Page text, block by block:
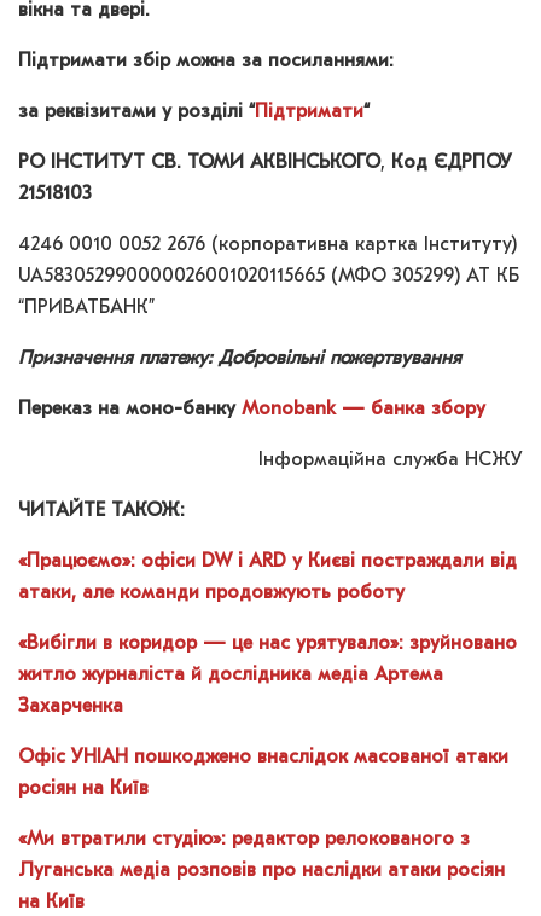
вікна та двері.
Підтримати збір можна за посиланнями:
за реквізитами у розділі “ Підтримати“
РО ІНСТИТУТ СВ. ТОМИ АКВІНСЬКОГО, Код ЄДРПОУ
21518103
4246 0010 0052 2676 (корпоративна картка Інституту)
UA583052990000026001020115665 (МФО 305299) АТ КБ
“ПРИВАТБАНК”
Призначення платежу: Добровільні пожертвування
Переказ на моно-банку Monobank — банка збору
Інформаційна служба НСЖУ
ЧИТАЙТЕ ТАКОЖ:
«Працюємо»: офіси DW і ARD у Києві постраждали від
атаки, але команди продовжують роботу
«Вибігли в коридор — це нас урятувало»: зруйновано
житло журналіста й дослідника медіа Артема
Захарченка
Офіс УНІАН пошкоджено внаслідок масованої атаки
росіян на Київ
«Ми втратили студію»: редактор релокованого з
Луганська медіа розповів про наслідки атаки росіян
на Київ